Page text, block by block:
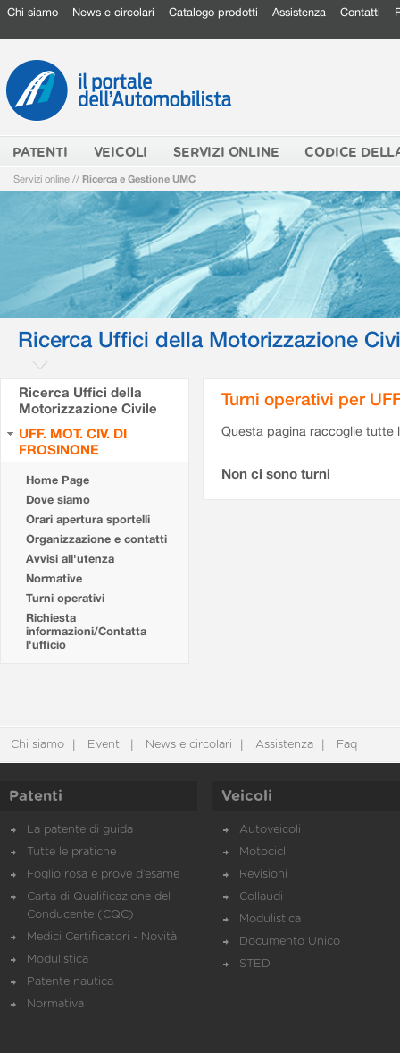
Chi siamo News e circolari Catalogo prodotti Assistenza Contatti
PATENTI VEICOLI SERVIZI ONLINE CODICE
Servizi online // Ricerca e Gestione UMC
Ricerca Uffici della Motorizzazione
Ricerca Uffici della
Motorizzazione Civile
UFF. MOT. CIV. DI
FROSINONE
Home Page
Dove siamo
Orari apertura sportelli
Organizzazione e contatti
Avvisi all'utenza
Normative
Turni operativi
Richiesta
informazioni/Contatta
l'ufficio
Turni operativi per
Questa pagina raccoglie tutte
Non ci sono turni
Chi siamo Eventi News e circolari Assistenza Faq
Patenti
La patente di guida
Tutte le pratiche
Foglio rosa e prove d’esame
Carta di Qualificazione del
Conducente (CQC)
Medici Certificatori - Novità
Modulistica
Patente nautica
Normativa
Veicoli
Autoveicoli
Motocicli
Revisioni
Collaudi
Modulistica
Documento Unico
STED